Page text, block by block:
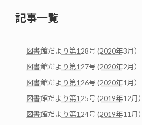
記事一覧
図書館だより第128号 (2020年3月）
図書館だより第127号 (2020年2月）
図書館だより第126号 (2020年1月）
図書館だより第125号 (2019年12月）
図書館だより第124号 (2019年11月）